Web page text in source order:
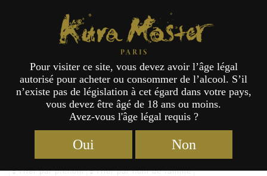
Archives des Jury Honkaku-shochu
& Awamori 2026 - Kura Master
Trier par prénom Trier par nom de famille
Kura Master Paris
Pour visiter ce site, vous devez avoir l’âge légal
autorisé pour acheter ou consommer de l’alcool. S’il
n’existe pas de législation à cet égard dans votre pays,
vous devez être âgé de 18 ans ou moins.
Avez-vous l'âge légal requis ?
Oui Non